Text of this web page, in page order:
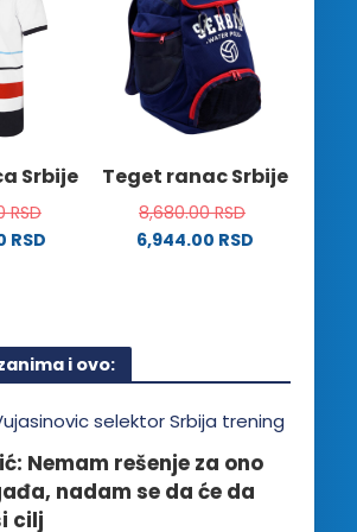
Opcije
mogu
biti
izabrane
na
proizvoda.
Srbije
RSD
RSD
Teget ranac Srbije
8,680.00RSD
6,944.00 RSD
i ovo:
Nemam rešenje za ono
nadam se da će da
cilj